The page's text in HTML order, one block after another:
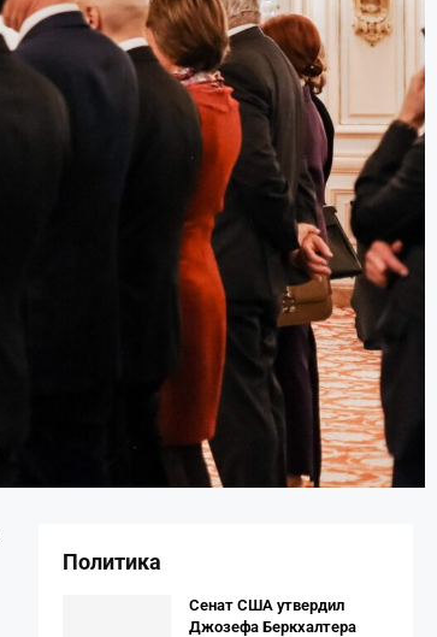
Политика
Сенат США утвердил
Джозефа Беркхалтера